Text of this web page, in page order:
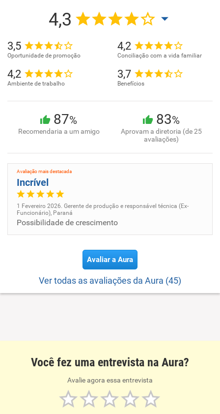
4,3
3,5
Oportunidade de promoção
4,2
Conciliação com a vida familiar
4,2
Ambiente de trabalho
3,7
Benefícios
87%
Recomendaria a um amigo
83%
Aprovam a diretoria (de 25
avaliações)
Avaliação mais destacada
Incrível
1 Fevereiro 2026. Gerente de produção e responsável técnica (Ex-
Funcionário), Paraná
Possibilidade de crescimento
Avaliar a Aura
Ver todas as avaliações da Aura (45)
Você fez uma entrevista na Aura?
Avalie agora essa entrevista